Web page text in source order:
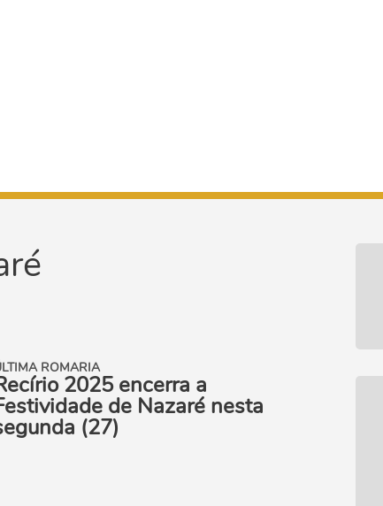
ROMARIA
2025 encerra a
de Nazaré nesta
(27)